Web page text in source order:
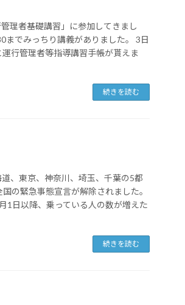
理者基礎講習」に参加してきまし
までみっちり講義がありました。 3日
行管理者等指導講習手帳が貰えま
続きを読む
、東京、神奈川、埼玉、千葉の5都
の緊急事態宣言が解除されました。
1日以降、乗っている人の数が増えた
続きを読む